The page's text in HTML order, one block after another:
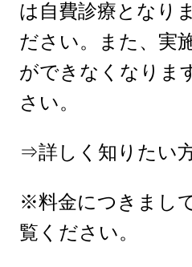
は自費診療となり
ださい。また、実
ができなくなりま
さい。
⇒詳しく知りたい
※料金につきまし
覧ください。